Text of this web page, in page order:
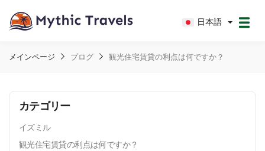
日本語
メインページ ブログ 観光住宅賃貸の利点は何ですか？
カテゴリー
イズミル
観光住宅賃貸の利点は何ですか？